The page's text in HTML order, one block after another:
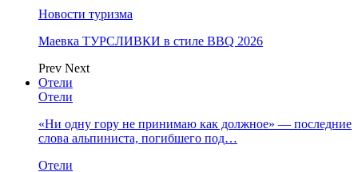
Новости туризма
Маевка ТУРСЛИВКИ в стиле BBQ 2026
Prev Next
Отели
Отели
«Ни одну гору не принимаю как должное» — последние
слова альпиниста, погибшего под…
Отели